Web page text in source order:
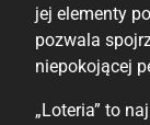
jej elementy
pozwala
niepokojącej
„Loteria” to